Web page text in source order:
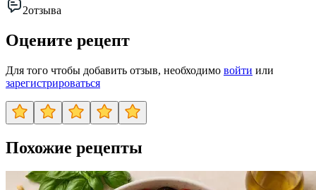
2отзыва
Оцените рецепт
Для того чтобы добавить отзыв, необходимо войти или
зарегистрироваться
Похожие рецепты